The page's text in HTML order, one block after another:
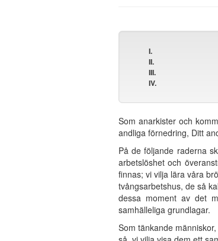
I.
II.
III.
IV.
Som anarkister och
andliga förnedring, Ditt
På de följande raderna
arbetslöshet och
finnas; vi vilja lära våra
tvångsarbetshus, de så
dessa moment av det
samhälleliga grundlagar.
Som tänkande